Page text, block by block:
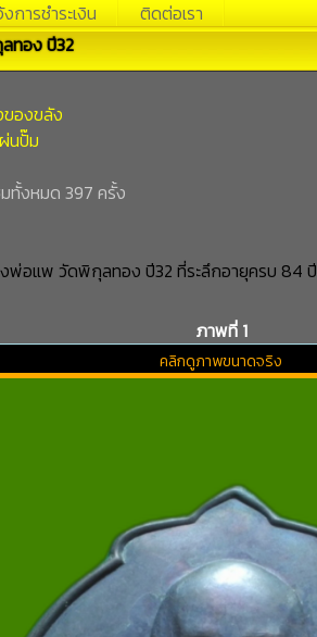
การชำระเงิน ติดต่อเรา
ทอง ปี32
ของขลัง
นปั๊ม
ทั้งหมด 397 ครั้ง
พ่อแพ วัดพิกุลทอง ปี32 ที่ระลึกอายุครบ 84 ปี
ภาพที่ 1
คลิกดูภาพขนาดจริง